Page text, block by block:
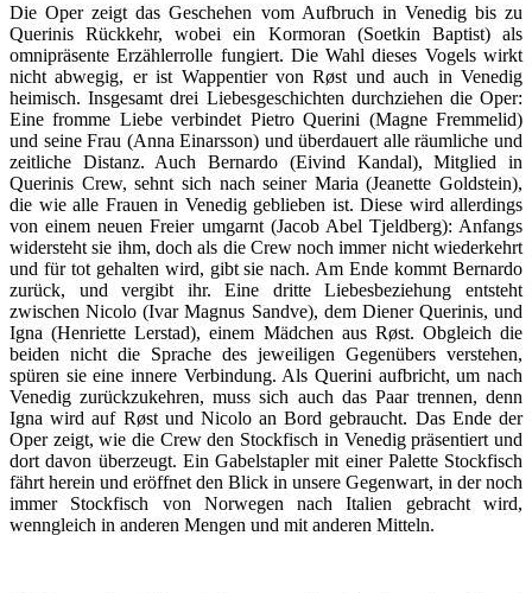
Die Oper zeigt das Geschehen vom Aufbruch in Venedig bis zu
Querinis Rückkehr, wobei ein Kormoran (Soetkin Baptist) als
omnipräsente Erzählerrolle fungiert. Die Wahl dieses Vogels wirkt
nicht abwegig, er ist Wappentier von Røst und auch in Venedig
heimisch. Insgesamt drei Liebesgeschichten durchziehen die Oper:
Eine fromme Liebe verbindet Pietro Querini (Magne Fremmelid)
und seine Frau (Anna Einarsson) und überdauert alle räumliche und
zeitliche Distanz. Auch Bernardo (Eivind Kandal), Mitglied in
Querinis Crew, sehnt sich nach seiner Maria (Jeanette Goldstein),
die wie alle Frauen in Venedig geblieben ist. Diese wird allerdings
von einem neuen Freier umgarnt (Jacob Abel Tjeldberg): Anfangs
widersteht sie ihm, doch als die Crew noch immer nicht wiederkehrt
und für tot gehalten wird, gibt sie nach. Am Ende kommt Bernardo
zurück, und vergibt ihr. Eine dritte Liebesbeziehung entsteht
zwischen Nicolo (Ivar Magnus Sandve), dem Diener Querinis, und
Igna (Henriette Lerstad), einem Mädchen aus Røst. Obgleich die
beiden nicht die Sprache des jeweiligen Gegenübers verstehen,
spüren sie eine innere Verbindung. Als Querini aufbricht, um nach
Venedig zurückzukehren, muss sich auch das Paar trennen, denn
Igna wird auf Røst und Nicolo an Bord gebraucht. Das Ende der
Oper zeigt, wie die Crew den Stockfisch in Venedig präsentiert und
dort davon überzeugt. Ein Gabelstapler mit einer Palette Stockfisch
fährt herein und eröffnet den Blick in unsere Gegenwart, in der noch
immer Stockfisch von Norwegen nach Italien gebracht wird,
wenngleich in anderen Mengen und mit anderen Mitteln.